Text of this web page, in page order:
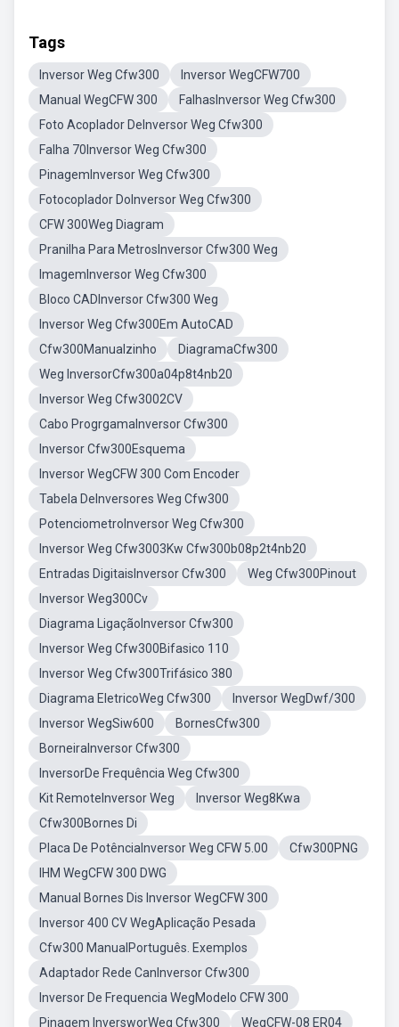
Tags
Inversor Weg Cfw300
Inversor WegCFW700
Manual WegCFW 300
FalhasInversor Weg Cfw300
Foto Acoplador DeInversor Weg Cfw300
Falha 70Inversor Weg Cfw300
PinagemInversor Weg Cfw300
Fotocoplador DoInversor Weg Cfw300
CFW 300Weg Diagram
Pranilha Para MetrosInversor Cfw300 Weg
ImagemInversor Weg Cfw300
Bloco CADInversor Cfw300 Weg
Inversor Weg Cfw300Em AutoCAD
Cfw300Manualzinho
DiagramaCfw300
Weg InversorCfw300a04p8t4nb20
Inversor Weg Cfw3002CV
Cabo ProgrgamaInversor Cfw300
Inversor Cfw300Esquema
Inversor WegCFW 300 Com Encoder
Tabela DeInversores Weg Cfw300
PotenciometroInversor Weg Cfw300
Inversor Weg Cfw3003Kw Cfw300b08p2t4nb20
Entradas DigitaisInversor Cfw300
Weg Cfw300Pinout
Inversor Weg300Cv
Diagrama LigaçãoInversor Cfw300
Inversor Weg Cfw300Bifasico 110
Inversor Weg Cfw300Trifásico 380
Diagrama EletricoWeg Cfw300
Inversor WegDwf/300
Inversor WegSiw600
BornesCfw300
BorneiraInversor Cfw300
InversorDe Frequência Weg Cfw300
Kit RemoteInversor Weg
Inversor Weg8Kwa
Cfw300Bornes Di
Placa De PotênciaInversor Weg CFW 5.00
Cfw300PNG
IHM WegCFW 300 DWG
Manual Bornes Dis Inversor WegCFW 300
Inversor 400 CV WegAplicação Pesada
Cfw300 ManualPortuguês. Exemplos
Adaptador Rede CanInversor Cfw300
Inversor De Frequencia WegModelo CFW 300
Pinagem InversworWeg Cfw300
WegCFW-08 ER04